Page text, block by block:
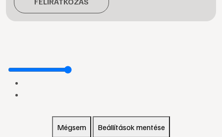
Mégsem Beállítások mentése